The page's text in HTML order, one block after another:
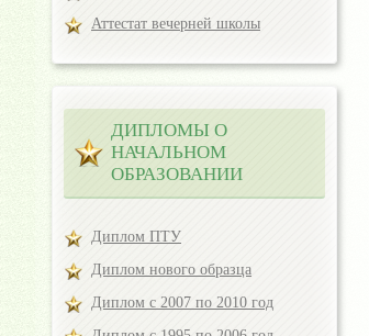
Аттестат вечерней школы
ДИПЛОМЫ О
НАЧАЛЬНОМ
ОБРАЗОВАНИИ
Диплом ПТУ
Диплом нового образца
Диплом с 2007 по 2010 год